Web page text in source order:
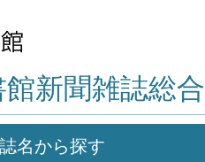
新聞雑誌総
名から探す